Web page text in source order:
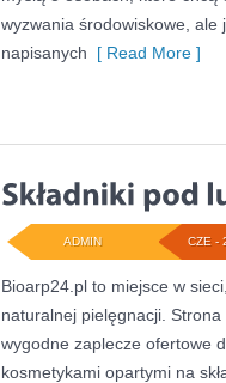
wyzwania środowiskowe, ale
napisanych [ Read More ]
CZE -
ADMIN
Bioarp24.pl to miejsce w
naturalnej pielęgnacji.
wygodne zaplecze ofertowe
kosmetykami opartymi na